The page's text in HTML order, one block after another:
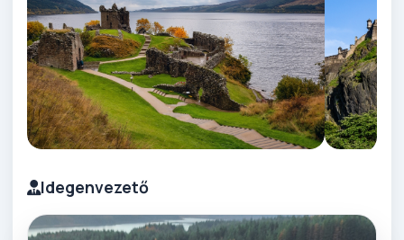
Idegenvezető